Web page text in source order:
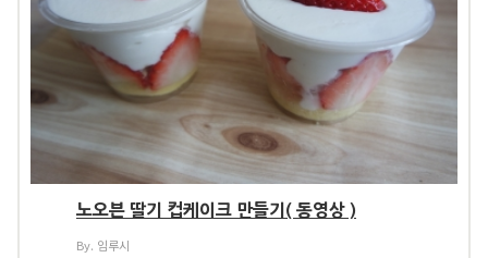
노오븐 딸기 컵케이크 만들기( 동영상 )
By. 임루시